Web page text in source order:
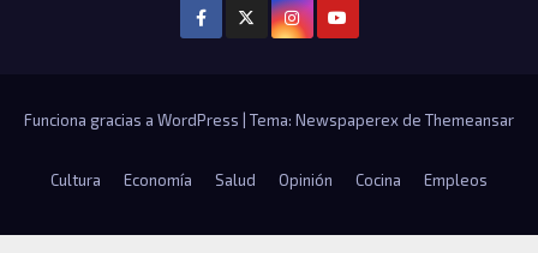
Funciona gracias a WordPress Tema: Newspaperex de Themeansar
Cultura Economía Salud Opinión Cocina Empleos